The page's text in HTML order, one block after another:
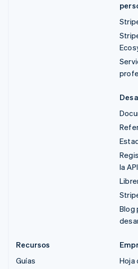
la API
Blog
Recursos
Guías
Hoja